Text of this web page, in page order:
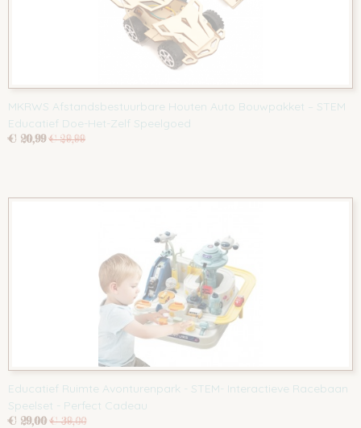
MKRWS Afstandsbestuurbare Houten Auto Bouwpakket – STEM
Educatief Doe-Het-Zelf Speelgoed
€ 20,99 € 29,99
Educatief Ruimte Avonturenpark - STEM- Interactieve Racebaan
Speelset - Perfect Cadeau
€ 29,00 € 39,00